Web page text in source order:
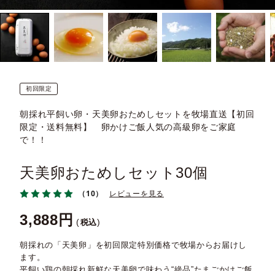
初回限定
朝採れ平飼い卵・天美卵おためしセットを牧場直送【初回
限定・送料無料】 卵かけご飯人気の高級卵をご家庭
で！！
天美卵おためしセット30個
（10） レビューを見る
3,888 税込
朝採れの「天美卵」を初回限定特別価格で牧場からお届けし
ます。